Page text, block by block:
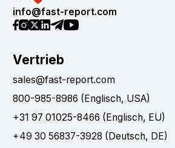
info@fast-report.com
Vertrieb
sales@fast-report.com
800-985-8986 (Englisch, USA)
+31 97 01025-8466 (Englisch, EU)
+49 30 56837-3928 (Deutsch, DE)